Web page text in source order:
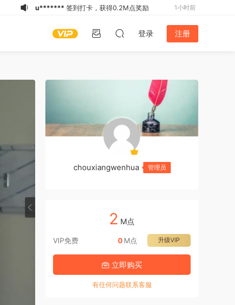
登录 注册
u******* 签到打卡，获得0.2M点奖励 1小时前
u*******加入了本站 1小时前
u*******
u*******加入了本站 2小时前
chouxiangwenhua 管理员
2 M点
VIP免费 升级VIP
0 M点
立即购买
有任何问题联系客服